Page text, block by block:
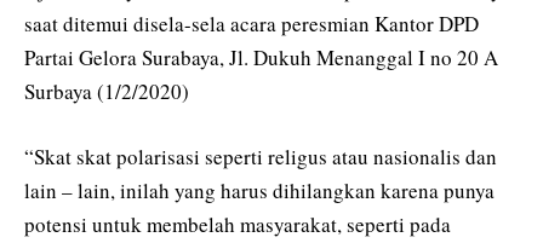
saat ditemui disela-sela acara peresmian Kantor DPD
Partai Gelora Surabaya, Jl. Dukuh Menanggal I no 20 A
Surbaya (1/2/2020)
“Skat skat polarisasi seperti religus atau nasionalis dan
lain – lain, inilah yang harus dihilangkan karena punya
potensi untuk membelah masyarakat, seperti pada